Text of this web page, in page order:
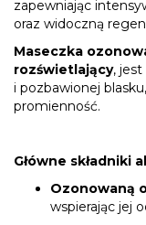
zapewniając
oraz widoczną
Maseczka
rozświetlający,
i pozbawionej
promienność.
Główne
Ozonowaną
wspierając jej